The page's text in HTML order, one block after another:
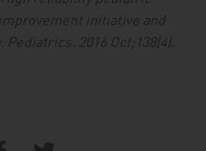
initiative and
2016 Oct;138(4).